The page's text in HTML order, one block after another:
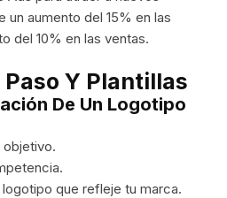
un aumento del 15% en las
del 10% en las ventas.
Paso Y Plantillas
De Un Logotipo
que refleje tu marca.